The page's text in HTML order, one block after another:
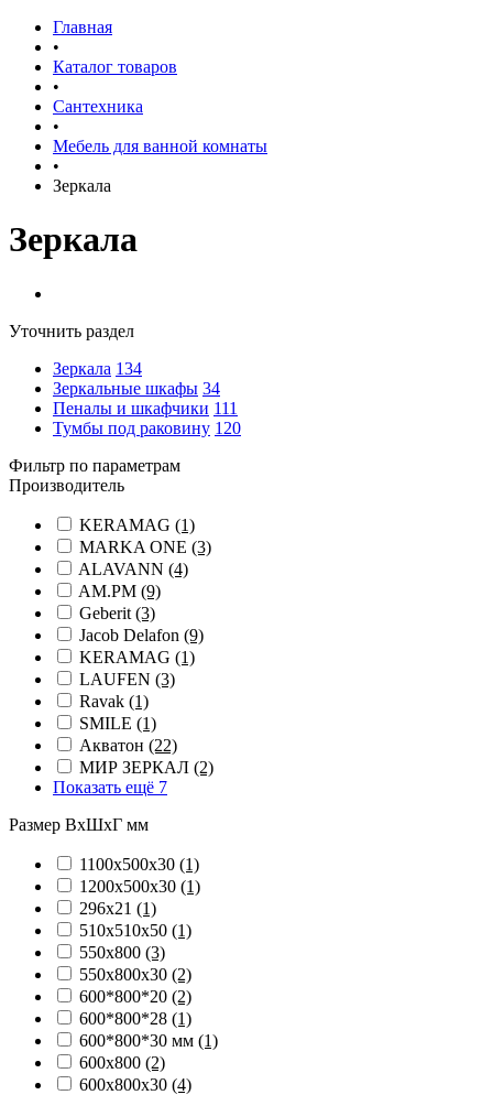
Главная
•
Каталог товаров
•
Сантехника
•
Мебель для ванной комнаты
•
Зеркала
Зеркала
Уточнить раздел
Зеркала 134
Зеркальные шкафы 34
Пеналы и шкафчики 111
Тумбы под раковину 120
Фильтр по параметрам
Производитель
KERAMAG (1)
MARKA ONE (3)
ALAVANN (4)
AM.PM (9)
Geberit (3)
Jacob Delafon (9)
KERAMAG (1)
LAUFEN (3)
Ravak (1)
SMILE (1)
Акватон (22)
МИР ЗЕРКАЛ (2)
Показать ещё 7
Размер ВхШхГ мм
1100х500х30 (1)
1200х500х30 (1)
296х21 (1)
510х510х50 (1)
550х800 (3)
550х800х30 (2)
600*800*20 (2)
600*800*28 (1)
600*800*30 мм (1)
600х800 (2)
600х800х30 (4)